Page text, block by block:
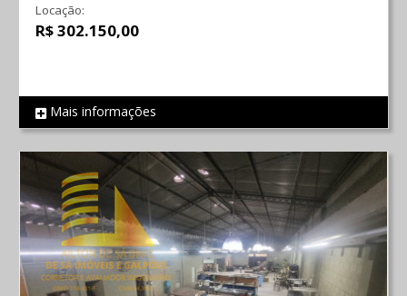
REF 31
Locação:
R$ 302.150,00
Mais informações